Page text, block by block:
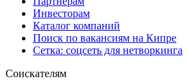
Инвесторам
Каталог компаний
Поиск по вакансиям на Кипре
Сетка: соцсеть для нетворкинга
Соискателям